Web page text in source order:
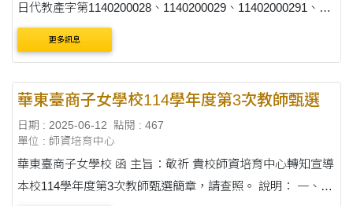
日代教產字第1140200028、1140200029、11402000291、
11402000292、11402000293、11402000294號函之研習時
間，請查照。 說明：前述5件函文第2場研習「服務不優良怎
更多訊息
華東臺商子女學校114學年度第3次教師甄選
日期 : 2025-06-12
點閱 : 467
單位 : 師資培育中心
華東臺商子女學校 函 主旨：敬祈 貴校師資培育中心轉知宣導
本校114學年度第3次教師甄選簡章，請查照。 說明： 一、本